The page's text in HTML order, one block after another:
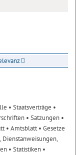
• Staatsverträge •
• Satzungen •
• Amtsblatt• Gesetze
Dienstanweisungen,
• Statistiken •